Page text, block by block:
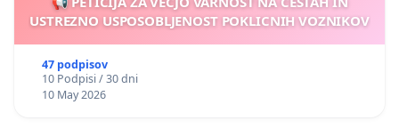
USTREZNO USPOSOBLJENOST POKLICNIH VOZNIKOV
47 podpisov
10 Podpisi / 30 dni
10 May 2026